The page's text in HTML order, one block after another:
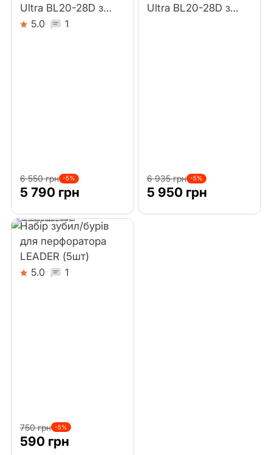
Кутові шліфмашини
Шабельні пили
Будівельні фени
Гравери
Культиватори
Ultra BL20-28D з
АКБ 4000мАг та ЗП
5.0 1
6 550 грн -5%
5 790 грн
Ultra BL20-28D з
6 935 грн -5%
5 950 грн
Набір зубил/бурів
для перфоратора
LEADER (5шт)
5.0 1
750 грн -5%
590 грн